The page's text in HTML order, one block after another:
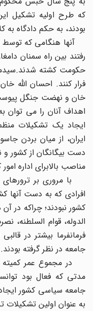
که طرح اولیه تشکیل
بودند، به حکم دادگاه به
آنها هنگامی که توسط
رفتند بین راه سمنان
حکومت کشته
فرار کنند. احسان الله
خان و نهضت جنگل پیوست.
اهداف آنان را می توان
ایجاد یک تشکیلات
ایران، از میان بردن
دست بیگانگان از کشور و
مناصب بالابرای اداره امور
با مروری بر ترورهای
افرادی که به دست آنها
کشور نبودند؛ چراکه در
الدوله، قوام السلطنه،
فرمانفرما بیشتر در
جامعه در نظر گرفته بودند.
در مجموع عمر کمیته به
مدتی که فعال بود
جامعه سیاسی کشور ایجاد
به عنوان اولین تشکیلات